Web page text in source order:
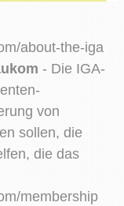
about-the-iga
- Die IGA-
von
sollen, die
die das
membership